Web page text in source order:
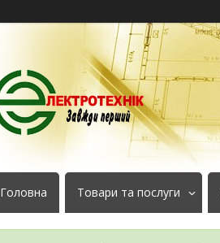
Головна Товари та послуги